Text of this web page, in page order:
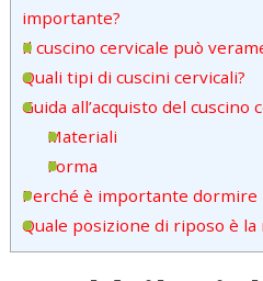
importante?
Il cuscino cervicale può
Quali tipi di cuscini cervicali?
Guida all’acquisto del cuscino
Materiali
Forma
Perché è importante dormire
Quale posizione di riposo è la